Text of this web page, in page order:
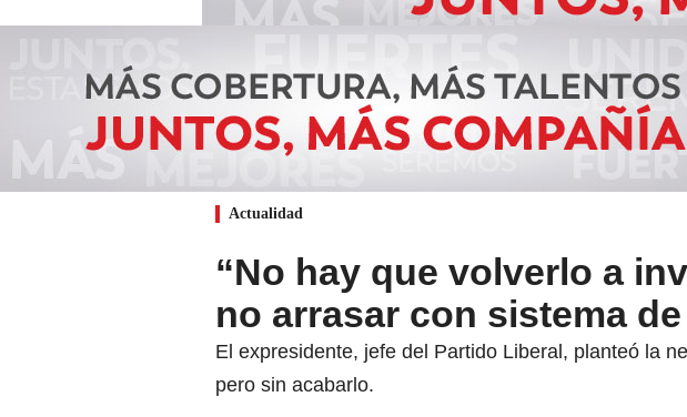
Actualidad
“No hay que volverlo a
no arrasar con sistema
El expresidente, jefe del Partido Liberal, planteó la
pero sin acabarlo.